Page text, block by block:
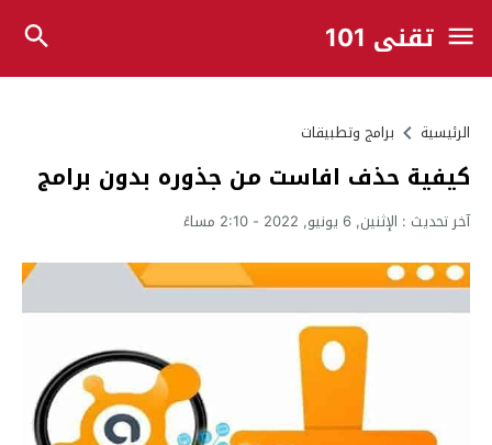
تقني 101
الرئيسية برامج وتطبيقات
كيفية حذف افاست من جذوره بدون برامج
آخر تحديث : الإثنين, 6 يونيو, 2022 - 2:10 مساءً